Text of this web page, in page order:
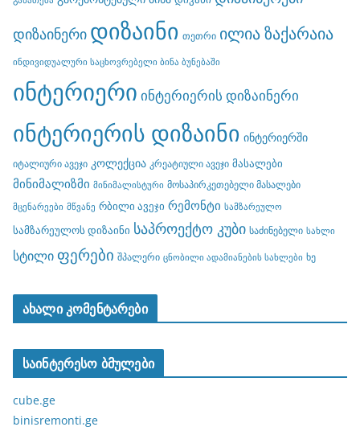
დიზაინერი დიზაინი თეთრი ილია ზაქარაია
ინდივიდუალური საცხოვრებელი ბინა ბუნებაში
ინტერიერი ინტერიერის დიზაინერი
ინტერიერის დიზაინი ინტერიერში
იტალიური ავეჯი კოლექცია კრეატიული ავეჯი მასალები
მინიმალიზმი მინიმალისტური მოსაპირკეთებელი მასალები
მცენარეები მწვანე რბილი ავეჯი რემონტი სამზარეულო
სამზარეულოს დიზაინი საპროექტო კუბი საძინებელი სახლი
სტილი ფერები შპალერი ცნობილი ადამიანების სახლები ხე
ახალი კომენტარები
საინტერესო ბმულები
cube.ge
binisremonti.ge